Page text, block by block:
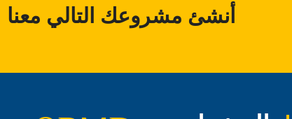
أنشئ مشروعك التالي معنا